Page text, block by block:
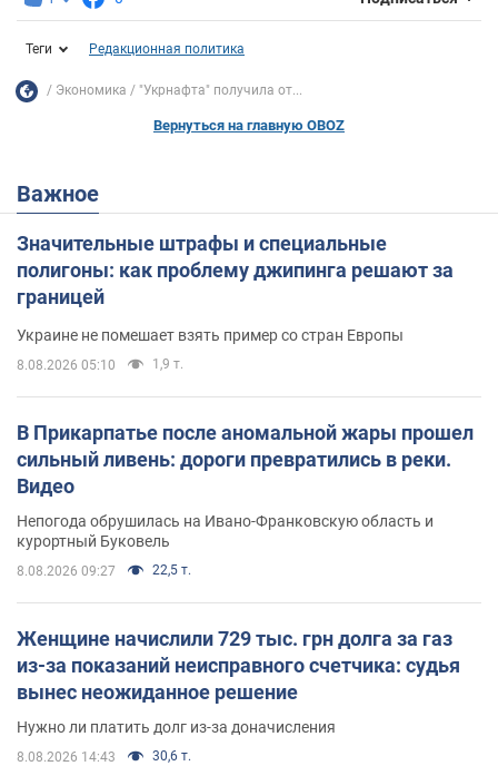
Теги Редакционная политика
Экономика "Укрнафта" получила от...
Вернуться на главную OBOZ
Важное
Значительные штрафы и специальные
полигоны: как проблему джипинга решают за
границей
Украине не помешает взять пример со стран Европы
8.08.2026 05:10 1,9 т.
В Прикарпатье после аномальной жары прошел
сильный ливень: дороги превратились в реки.
Видео
Непогода обрушилась на Ивано-Франковскую область и
курортный Буковель
8.08.2026 09:27 22,5 т.
Женщине начислили 729 тыс. грн долга за газ
из-за показаний неисправного счетчика: судья
вынес неожиданное решение
Нужно ли платить долг из-за доначисления
8.08.2026 14:43 30,6 т.